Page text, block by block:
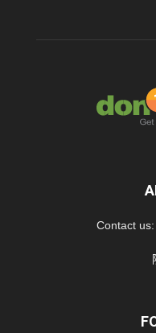
Contact us: